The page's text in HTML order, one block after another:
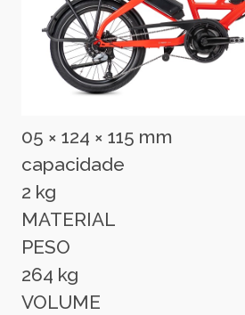
05 × 124 × 115 mm
capacidade
2 kg
MATERIAL
PESO
264 kg
VOLUME